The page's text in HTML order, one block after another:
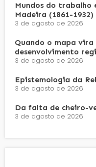
Mundos do trabalho
Madeira (1861-1932)
3 de agosto de 2026
Quando o mapa vira
desenvolvimento
3 de agosto de 2026
Epistemologia da
3 de agosto de 2026
Da falta de cheiro-
3 de agosto de 2026